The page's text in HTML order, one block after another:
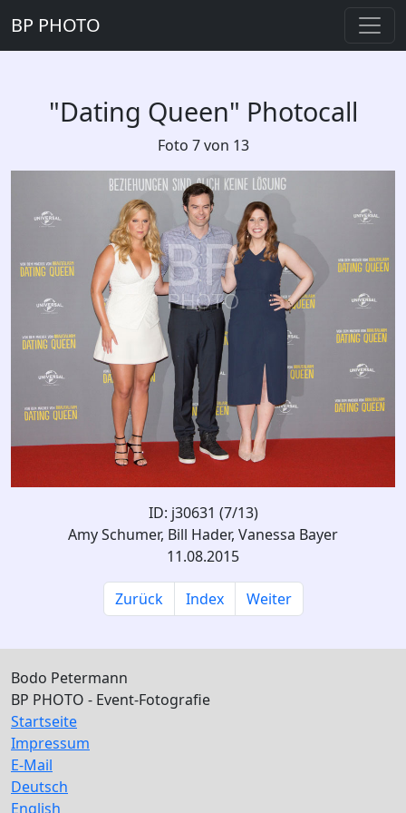
BP PHOTO
"Dating Queen" Photocall
Foto 7 von 13
ID: j30631 (7/13)
Amy Schumer, Bill Hader, Vanessa Bayer
11.08.2015
Zurück Index Weiter
Bodo Petermann
BP PHOTO - Event-Fotografie
Startseite
Impressum
E-Mail
Deutsch
English